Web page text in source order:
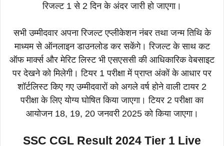
रिजल्ट 1 से 2 दिन के अंदर जारी हो जाएगा।
सभी उम्मीदवार अपना रिजल्ट एप्लीकेशन नंबर तथा जन्म तिथि के
माध्यम से ऑनलाइन डाउनलोड कर सकेंगे। रिजल्ट के साथ कट
ऑफ मार्क्स और मेरिट लिस्ट भी एसएससी की आधिकारिक वेबसाइट
पर देखने को मिलेगी। टियर 1 परीक्षा में प्राप्त अंकों के आधार पर
शॉर्टलिस्ट किए गए उम्मीदवारों को अगले वर्ष होने वाली टायर 2
परीक्षा के लिए योग्य घोषित किया जाएगा। टियर 2 परीक्षा का
आयोजन 18, 19, 20 जनवरी 2025 को किया जाएगा।
SSC CGL Result 2024 Tier 1 Live